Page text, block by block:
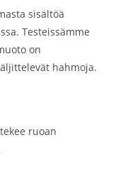
sisältöä
Testeissämme
on
hahmoja.
ruoan